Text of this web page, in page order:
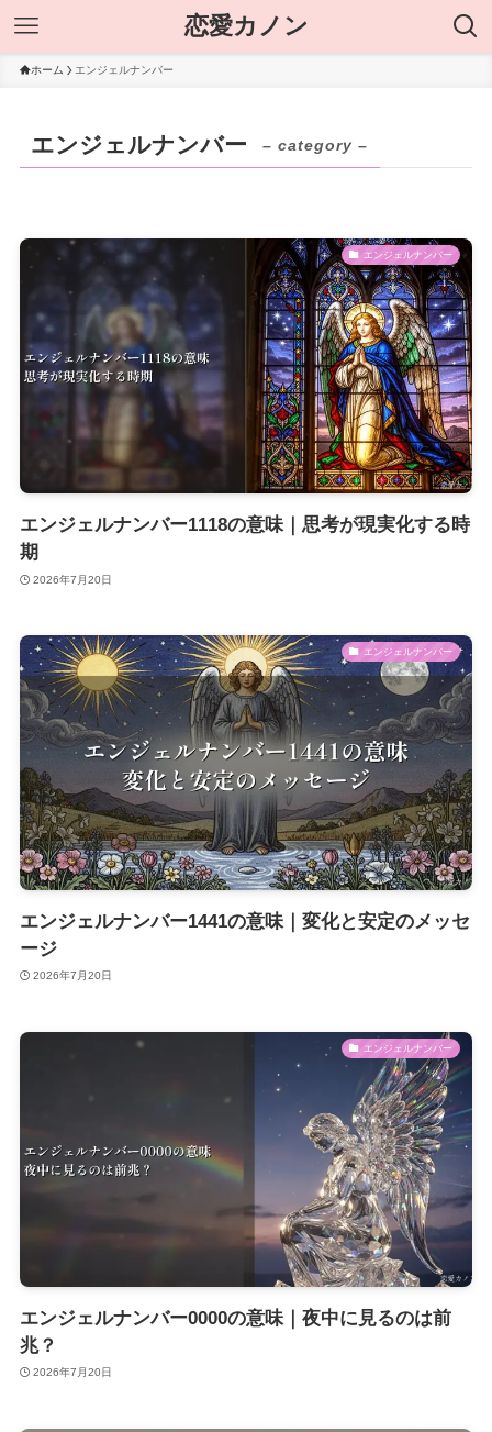
恋愛カノン
ホーム エンジェルナンバー
エンジェルナンバー – category –
エンジェルナンバー
エンジェルナンバー1118の意味｜思考が現実化する時
期
2026年7月20日
エンジェルナンバー
エンジェルナンバー1441の意味｜変化と安定のメッセ
ージ
2026年7月20日
エンジェルナンバー
エンジェルナンバー0000の意味｜夜中に見るのは前
兆？
2026年7月20日